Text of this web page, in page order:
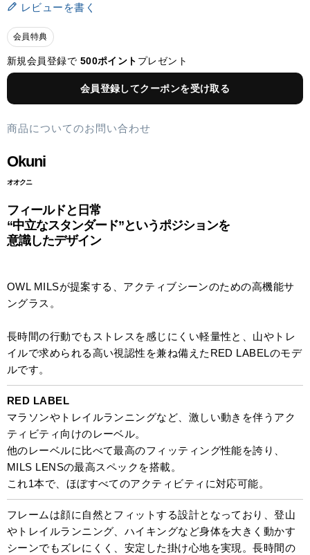
レビューを書く
会員特典
新規会員登録で 500ポイント プレゼント
会員登録してクーポンを受け取る
商品についてのお問い合わせ
Okuni
オオクニ
フィールドと日常
“中立なスタンダード”というポジションを
意識したデザイン
OWL MILSが提案する、アクティブシーンのための高機能サ
ングラス。
長時間の行動でもストレスを感じにくい軽量性と、山やトレ
イルで求められる高い視認性を兼ね備えたRED LABELのモデ
ルです。
RED LABEL
マラソンやトレイルランニングなど、激しい動きを伴うアク
ティビティ向けのレーベル。
他のレーベルに比べて最高のフィッティング性能を誇り、
MILS LENSの最高スペックを搭載。
これ1本で、ほぼすべてのアクティビティに対応可能。
フレームは顔に自然とフィットする設計となっており、登山
やトレイルランニング、ハイキングなど身体を大きく動かす
シーンでもズレにくく、安定した掛け心地を実現。長時間の